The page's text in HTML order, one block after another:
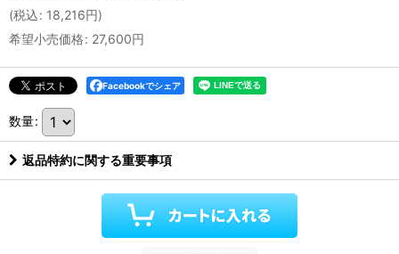
(税込: 18,216円)
希望小売価格: 27,600円
Facebookでシェア
数量:
返品特約に関する重要事項